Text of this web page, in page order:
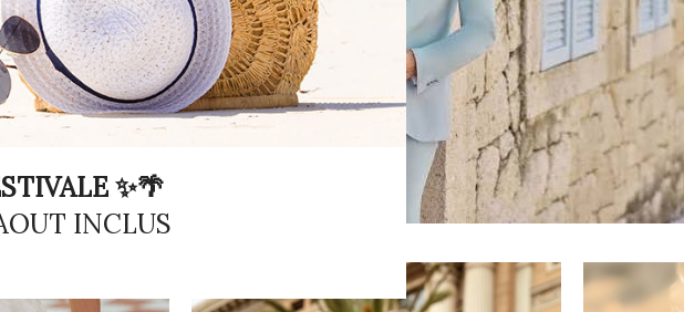
✨🌴
INCLUS
Collection